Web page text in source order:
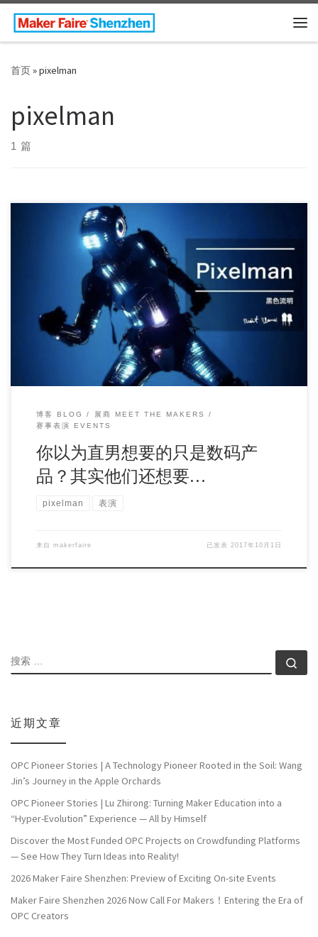
Skip to content
首页»pixelman
pixelman
1 篇
自从前几天的苹果发布会之后 不少人都想赶紧入手最新的
iPhone x 把玩它的“刘海”、“无线充电” […]
博客 BLOG
展商 MEET THE MAKERS
赛事表演 EVENTS
你以为直男想要的只是数码产
品？其实他们还想要…
pixelman 表演
来自 makerfaire 已发表 2017年10月1日
搜索
近期文章
OPC Pioneer Stories | A Technology Pioneer Rooted in the Soil: Wang
Jin’s Journey in the Apple Orchards
OPC Pioneer Stories | Lu Zhirong: Turning Maker Education into a
“Hyper-Evolution” Experience — All by Himself
Discover the Most Funded OPC Projects on Crowdfunding Platforms
— See How They Turn Ideas into Reality!
2026 Maker Faire Shenzhen: Preview of Exciting On-site Events
Maker Faire Shenzhen 2026 Now Call For Makers！Entering the Era of
OPC Creators